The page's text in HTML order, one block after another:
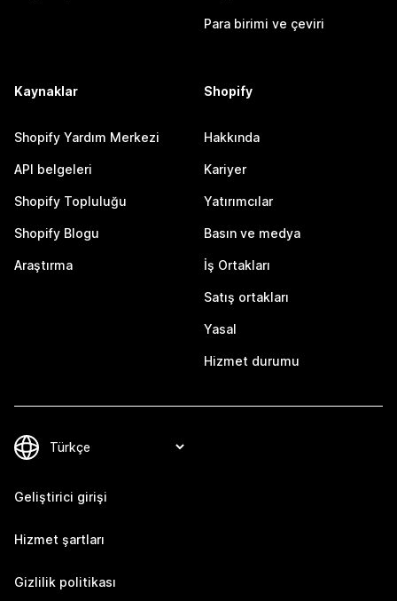
Para birimi ve çeviri
Kaynaklar
Shopify Yardım Merkezi
API belgeleri
Shopify Topluluğu
Shopify Blogu
Araştırma
Shopify
Hakkında
Kariyer
Yatırımcılar
Basın ve medya
İş Ortakları
Satış ortakları
Yasal
Hizmet durumu
Geliştirici girişi
Hizmet şartları
Gizlilik politikası